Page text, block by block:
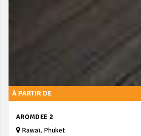
À PARTIR DE
AROMDEE 2
Rawai, Phuket